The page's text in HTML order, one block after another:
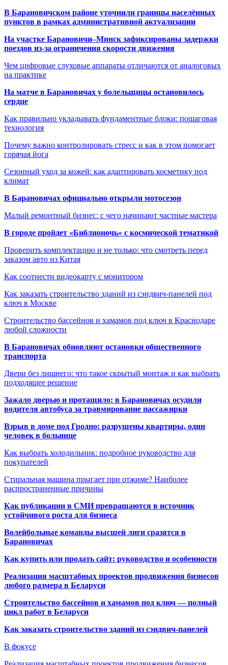
В Барановичском районе уточнили границы населённых
пунктов в рамках административной актуализации
На участке Барановичи–Минск зафиксированы задержки
поездов из-за ограничения скорости движения
Чем цифровые слуховые аппараты отличаются от аналоговых
на практике
На матче в Барановичах у болельщицы остановилось
сердце
Как правильно укладывать фундаментные блоки: пошаговая
технология
Почему важно контролировать стресс и как в этом помогает
горячая йога
Сезонный уход за кожей: как адаптировать косметику под
климат
В Барановичах официально открыли мотосезон
Малый ремонтный бизнес: с чего начинают частные мастера
В городе пройдет «Библионочь» с космической тематикой
Проверить комплектацию и не только: что смотреть перед
заказом авто из Китая
Как соотнести видеокарту с монитором
Как заказать строительство зданий из сэндвич-панелей под
ключ в Москве
Строительство бассейнов и хамамов под ключ в Краснодаре
любой сложности
В Барановичах обновляют остановки общественного
транспорта
Двери без лишнего: что такое скрытый монтаж и как выбрать
подходящее решение
Зажало дверью и протащило: в Барановичах осудили
водителя автобуса за травмирование пассажирки
Взрыв в доме под Гродно: разрушены квартиры, один
человек в больнице
Как выбрать холодильник: подробное руководство для
покупателей
Стиральная машина прыгает при отжиме? Наиболее
распространенные причины
Как публикации в СМИ превращаются в источник
устойчивого роста для бизнеса
Волейбольные команды высшей лиги сразятся в
Барановичах
Как купить или продать сайт: руководство и особенности
Реализация масштабных проектов продвижения бизнесов
любого размера в Беларуси
Строительство бассейнов и хамамов под ключ — полный
цикл работ в Беларуси
Как заказать строительство зданий из сэндвич-панелей
В фокусе